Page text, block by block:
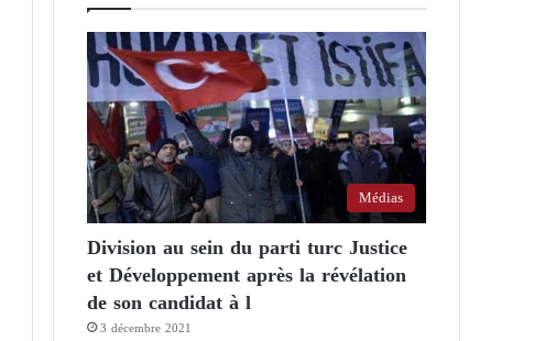
Médias
Division au sein du parti turc Justice
et Développement après la révélation
de son candidat à l
3 décembre 2021